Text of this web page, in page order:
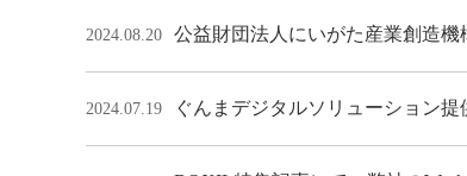
2024.08.20 公益財団法人にいがた産業創造機
2024.07.19 ぐんまデジタルソリューション